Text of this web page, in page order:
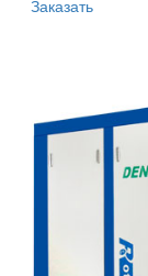
Заказать